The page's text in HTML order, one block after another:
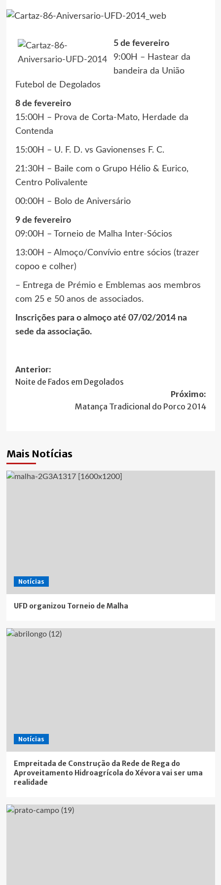
5 de fevereiro
9:00H – Hastear da
bandeira da União
Futebol de Degolados
8 de fevereiro
15:00H – Prova de Corta-Mato, Herdade da
Contenda
15:00H – U. F. D. vs Gavionenses F. C.
21:30H – Baile com o Grupo Hélio & Eurico,
Centro Polivalente
00:00H – Bolo de Aniversário
9 de fevereiro
09:00H – Torneio de Malha Inter-Sócios
13:00H – Almoço/Convívio entre sócios (trazer
copoo e colher)
– Entrega de Prémio e Emblemas aos membros
com 25 e 50 anos de associados.
Inscrições para o almoço até 07/02/2014 na
sede da associação.
Navegação
de
Anterior:
Noite de Fados em Degolados
Próximo:
Matança Tradicional do Porco 2014
Mais Notícias
Notícias
UFD organizou Torneio de Malha
Notícias
Empreitada de Construção da Rede de Rega do
Aproveitamento Hidroagrícola do Xévora vai ser uma
realidade